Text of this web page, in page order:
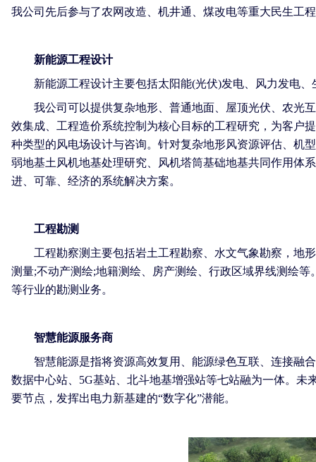
我公司先后参与了农网改造、机井通、煤改电等重大民生工
新能源工程设计
新能源工程设计主要包括太阳能(光伏)发电、风力发电、
我公司可以提供复杂地形、普通地面、屋顶光伏、农光互
效集成、工程造价系统控制为核心目标的工程研究，为客户
种类型的风电场设计与咨询。针对复杂地形风资源评估、机
弱地基土风机地基处理研究、风机塔筒基础地基共同作用体
进、可靠、经济的系统解决方案。
工程勘测
工程勘察测主要包括岩土工程勘察、水文气象勘察，地形
测量;不动产测绘;地籍测绘、房产测绘、行政区域界线测绘
等行业的勘测业务。
智慧能源服务商
智慧能源是指将资源高效复用、能源绿色互联、连接融合
数据中心站、5G基站、北斗地基增强站等七站融为一体。
要节点，发挥出电力新基建的“数字化”潜能。